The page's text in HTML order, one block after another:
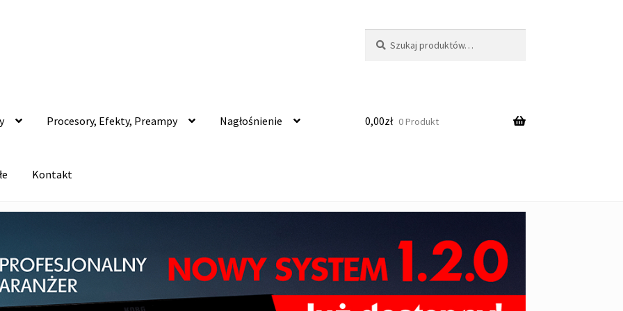
Procesory, Efekty, Preampy Nagłośnienie
Kontakt
0,00zł 0 Produkt